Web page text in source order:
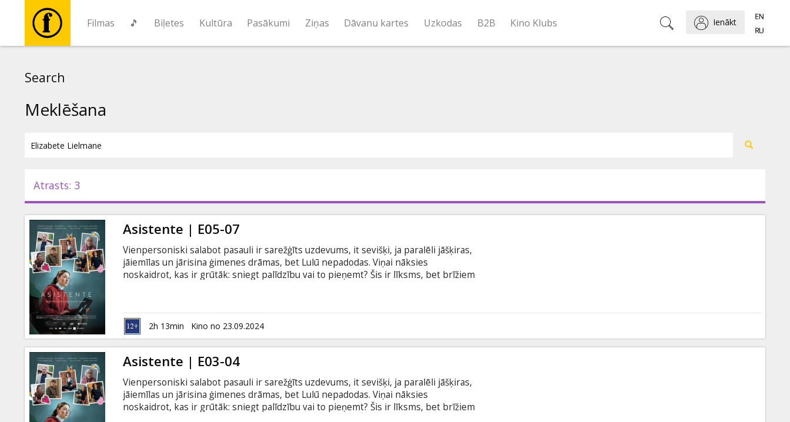
Filmas 🎵 Biļetes Kultūra Pasākumi Ziņas Dāvanu kartes Uzkodas B2B Kino Klubs Ienākt
Pasākumi
Ziņas
Dāvanu
kartes
Uzkodas
B2B
Kino
Klubs
Search
Meklēšana
Atrasts: 3
Asistente | E05-07
Vienpersoniski salabot pasauli ir sarežģīts uzdevums, it sevišķi, ja paralēli jāšķiras,
jāiemīlas un jārisina ģimenes drāmas, bet Lulū nepadodas. Viņai nāksies
noskaidrot, kas ir grūtāk: sniegt palīdzību vai to pieņemt? Šis ir līksms, bet brīžiem
2h 13min Kino no 23.09.2024
Asistente | E03-04
Vienpersoniski salabot pasauli ir sarežģīts uzdevums, it sevišķi, ja paralēli jāšķiras,
jāiemīlas un jārisina ģimenes drāmas, bet Lulū nepadodas. Viņai nāksies
noskaidrot, kas ir grūtāk: sniegt palīdzību vai to pieņemt? Šis ir līksms, bet brīžiem